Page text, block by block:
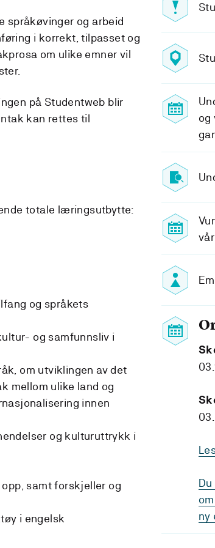
og
vår
ny
språkøvinger og arbeid
i korrekt, tilpasset og
om ulike emner vil
på Studentweb blir
kan rettes til
totale læringsutbytte:
og språkets
og samfunnsliv i
om utviklingen av det
mellom ulike land og
innen
og kulturuttrykk i
samt forskjeller og
i engelsk